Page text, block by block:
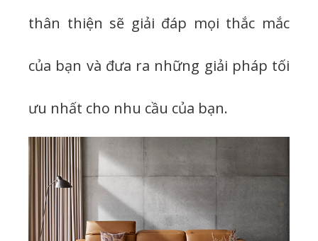
thân thiện sẽ giải đáp mọi thắc mắc
của bạn và đưa ra những giải pháp tối
ưu nhất cho nhu cầu của bạn.